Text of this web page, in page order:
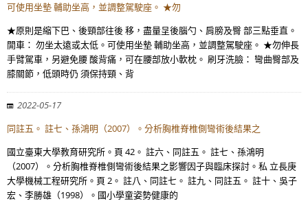
可使用坐墊 輔助坐高，並調整駕駛座。 ★勿
★原則是縮下巴、後頸部往後 移，盡量呈後腦勺、肩膀及臀 部三點垂直。
開車： 勿坐太遠或太低。可使用坐墊 輔助坐高，並調整駕駛座。 ★勿伸長
手臂駕車，另避免腰 酸背痛，可在腰部放小軟枕。 刷牙洗臉： 彎曲臀部及
膝關節，低頭時仍 須保持頸、背
2022-05-17
同註五。 註七、孫鴻明（2007）。分析胸椎脊椎側彎術後結果之
國立臺東大學教育研究所。頁 42。 註六、同註五。 註七、孫鴻明
（2007）。分析胸椎脊椎側彎術後結果之影響因子與臨床探討。私 立長庚
大學機械工程研究所。頁 2。 註八、同註七。 註九、同註五。 註十、吳子
宏、李勝雄（1998）。國小學童姿勢健康的